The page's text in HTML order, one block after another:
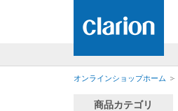
オンラインショップホーム
商品カテゴリ